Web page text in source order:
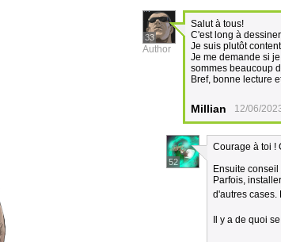
33
Author
Salut à tous!
C'est long à
Je suis plutôt
Je me demande si
sommes beaucoup
Bref, bonne lecture
Millian 12/06/
52
Courage à toi !
Ensuite
Parfois,
d'autres cases.
Il y a de quoi